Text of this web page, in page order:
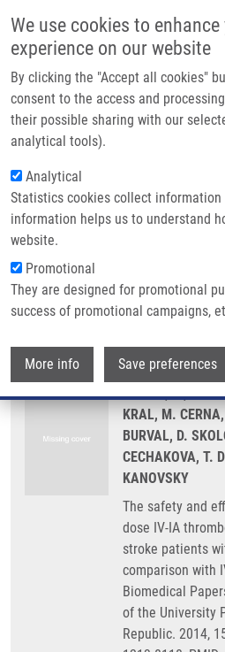
We use cookies to
experience on our website
By clicking the "Accept all cookies"
consent to the access and
their possible sharing with our
analytical tools).
Analytical
Statistics cookies collect information
information helps us to understand
website.
Promotional
They are designed for promotional
success of promotional campaigns,
More info Save preferences
Drobečková navigace
Domů
The Safety And Efficacy Of Bridging
Ischemic Stroke Patients With MCA
Thrombolysis Alone
The safety and
full-dose IV-IA
ischemic stroke
occlusion: A
thrombolysis alone
SANAK, D., M.
KRAL, M.
BURVAL, D.
CECHAKOVA, T.
KANOVSKY
The safety and
dose IV-IA
stroke patients
comparison with
Biomedical
of the University
Republic. 2014,